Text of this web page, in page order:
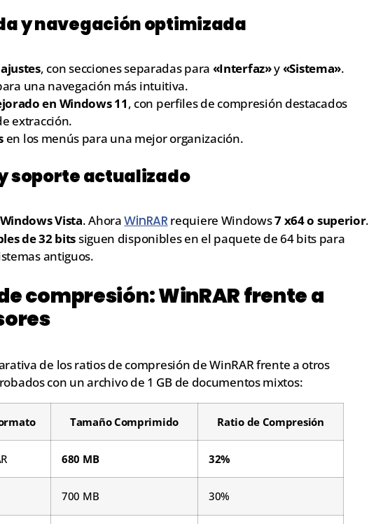
y navegación optimizada
, con secciones separadas para «Interfaz»y«Sistema».
una navegación más intuitiva.
en Windows 11, con perfiles de compresión destacados
extracción.
en los menús para una mejor organización.
soporte actualizado
Vista. AhoraWinRAR requiere Windows7 x64 o superior.
de 32 bitssiguen disponibles en el paquete de 64 bits para
antiguos.
compresión: WinRAR frente a
de los ratios de compresión de WinRAR frente a otros
con un archivo de 1 GB de documentos mixtos:
Tamaño Comprimido Ratio de Compresión
680 MB 32%
700 MB 30%